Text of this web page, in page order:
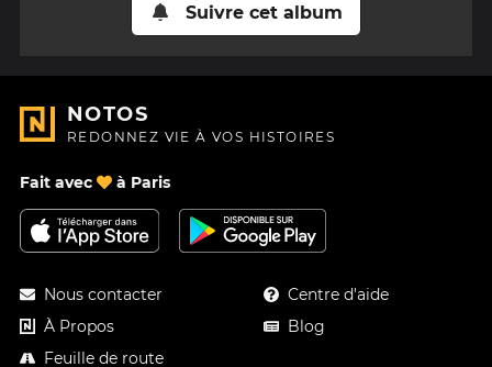
Suivre cet album
NOTOS
REDONNEZ VIE À VOS HISTOIRES
Fait avec à Paris
Nous contacter
À Propos
Feuille de route
Centre d'aide
Blog